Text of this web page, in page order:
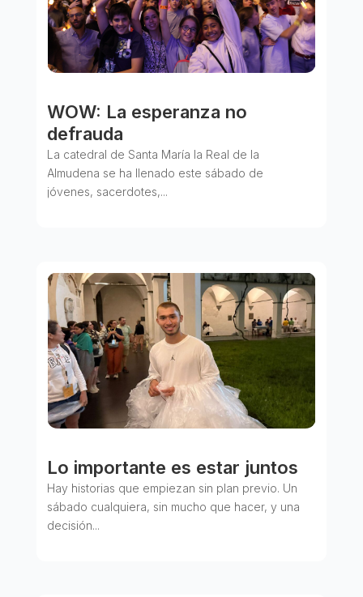
WOW: La esperanza no
defrauda
La catedral de Santa María la Real de la
Almudena se ha llenado este sábado de
jóvenes, sacerdotes,...
Lo importante es estar juntos
Hay historias que empiezan sin plan previo. Un
sábado cualquiera, sin mucho que hacer, y una
decisión...